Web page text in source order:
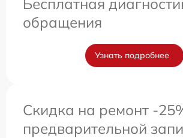
Бесплатная
обращения
Узнать подробнее
Скидка на ремонт -
предварительной